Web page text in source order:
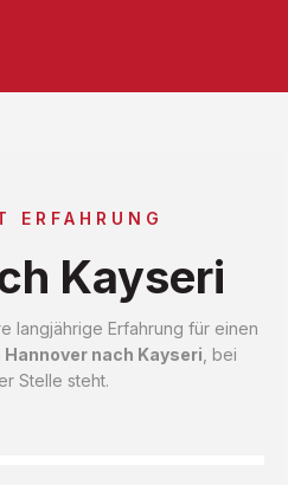
ERFAHRUNG
Kayseri
langjährige Erfahrung für einen
nach Kayseri , bei
Stelle steht.